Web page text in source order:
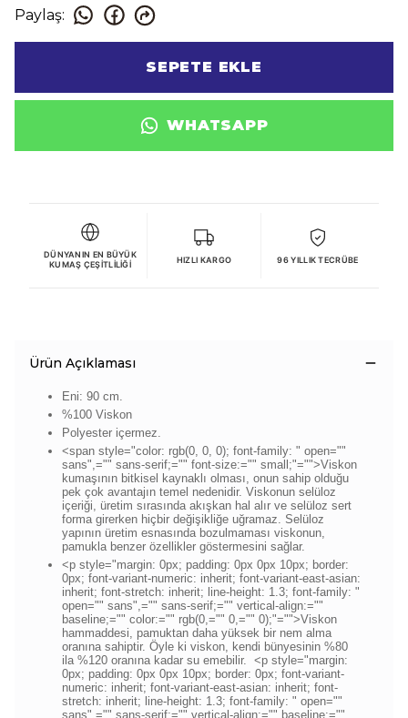
Paylaş:
SEPETE EKLE
WHATSAPP
DÜNYANIN EN BÜYÜK
KUMAŞ ÇEŞITLILIĞI
HIZLI KARGO 96 YILLIK TECRÜBE
Ürün Açıklaması
Eni: 90 cm.
%100 Viskon
Polyester içermez.
<span style="color: rgb(0, 0, 0); font-family: " open=""
sans",="" sans-serif;="" font-size:="" small;"="">Viskon
kumaşının bitkisel kaynaklı olması, onun sahip olduğu
pek çok avantajın temel nedenidir. Viskonun selüloz
içeriği, üretim sırasında akışkan hal alır ve selüloz sert
forma girerken hiçbir değişikliğe uğramaz. Selüloz
yapının üretim esnasında bozulmaması viskonun,
pamukla benzer özellikler göstermesini sağlar.
<p style="margin: 0px; padding: 0px 0px 10px; border:
0px; font-variant-numeric: inherit; font-variant-east-asian:
inherit; font-stretch: inherit; line-height: 1.3; font-family: "
open="" sans",="" sans-serif;="" vertical-align:=""
baseline;="" color:="" rgb(0,="" 0,="" 0);"="">Viskon
hammaddesi, pamuktan daha yüksek bir nem alma
oranına sahiptir. Öyle ki viskon, kendi bünyesinin %80
ila %120 oranına kadar su emebilir. <p style="margin:
0px; padding: 0px 0px 10px; border: 0px; font-variant-
numeric: inherit; font-variant-east-asian: inherit; font-
stretch: inherit; line-height: 1.3; font-family: " open=""
sans",="" sans-serif;="" vertical-align:="" baseline;=""